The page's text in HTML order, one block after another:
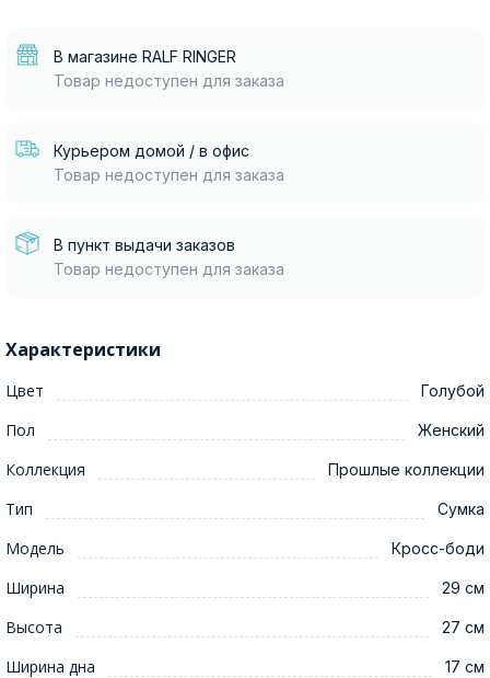
В магазине RALF RINGER
Товар недоступен для заказа
Курьером домой / в офис
Товар недоступен для заказа
В пункт выдачи заказов
Товар недоступен для заказа
Характеристики
Цвет Голубой
Пол Женский
Коллекция Прошлые коллекции
Тип Сумка
Модель Кросс-боди
Ширина 29 см
Высота 27 см
Ширина дна 17 см